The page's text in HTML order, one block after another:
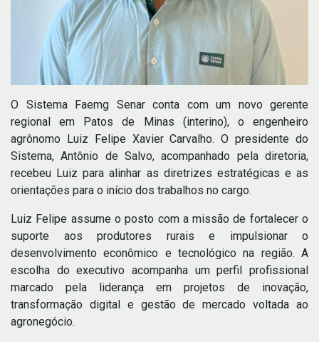
O Sistema Faemg Senar conta com um novo gerente
regional em Patos de Minas (interino), o engenheiro
agrônomo Luiz Felipe Xavier Carvalho. O presidente do
Sistema, Antônio de Salvo, acompanhado pela diretoria,
recebeu Luiz para alinhar as diretrizes estratégicas e as
orientações para o início dos trabalhos no cargo.
Luiz Felipe assume o posto com a missão de fortalecer o
suporte aos produtores rurais e impulsionar o
desenvolvimento econômico e tecnológico na região. A
escolha do executivo acompanha um perfil profissional
marcado pela liderança em projetos de inovação,
transformação digital e gestão de mercado voltada ao
agronegócio.